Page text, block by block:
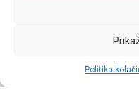
Politika
Moj račun